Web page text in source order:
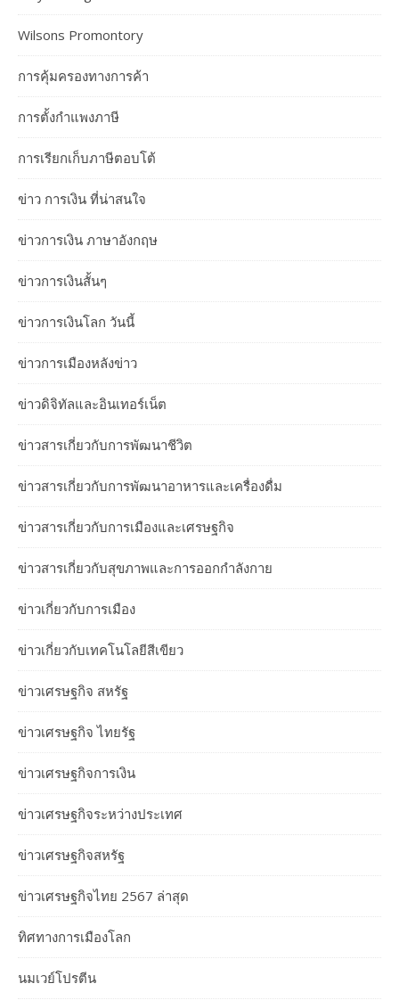
Wilsons Promontory
การคุ้มครองทางการค้า
การตั้งกำแพงภาษี
การเรียกเก็บภาษีตอบโต้
ข่าว การเงิน ที่น่าสนใจ
ข่าวการเงิน ภาษาอังกฤษ
ข่าวการเงินสั้นๆ
ข่าวการเงินโลก วันนี้
ข่าวการเมืองหลังข่าว
ข่าวดิจิทัลและอินเทอร์เน็ต
ข่าวสารเกี่ยวกับการพัฒนาชีวิต
ข่าวสารเกี่ยวกับการพัฒนาอาหารและเครื่องดื่ม
ข่าวสารเกี่ยวกับการเมืองและเศรษฐกิจ
ข่าวสารเกี่ยวกับสุขภาพและการออกกำลังกาย
ข่าวเกี่ยวกับการเมือง
ข่าวเกี่ยวกับเทคโนโลยีสีเขียว
ข่าวเศรษฐกิจ สหรัฐ
ข่าวเศรษฐกิจ ไทยรัฐ
ข่าวเศรษฐกิจการเงิน
ข่าวเศรษฐกิจระหว่างประเทศ
ข่าวเศรษฐกิจสหรัฐ
ข่าวเศรษฐกิจไทย 2567 ล่าสุด
ทิศทางการเมืองโลก
นมเวย์โปรตีน